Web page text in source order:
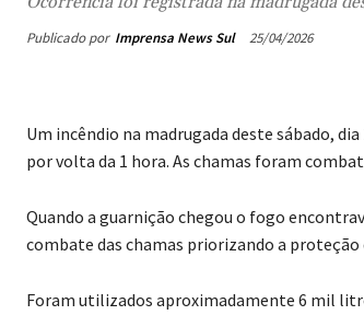
Publicado por Imprensa News Sul 25/04/2026
Um incêndio na madrugada deste sábado,
por volta da 1 hora. As chamas foram
Quando a guarnição chegou o fogo
combate das chamas priorizando a proteção
Foram utilizados aproximadamente 6 mil